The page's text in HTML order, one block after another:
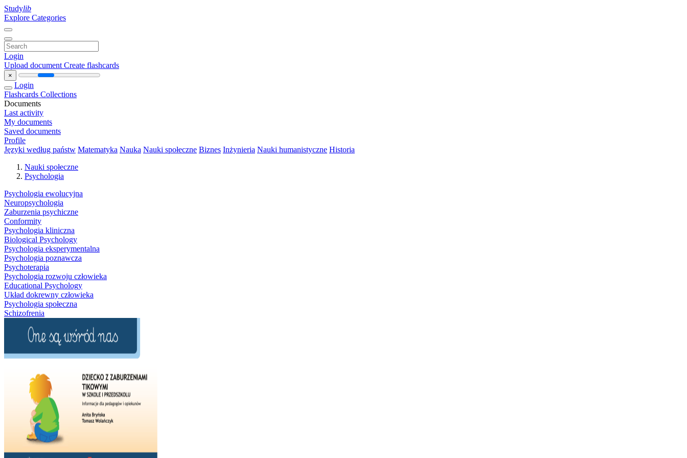
Studylib
Explore Categories
Login
Upload document Create flashcards
×
Login
Flashcards Collections
Documents
Last activity
My documents
Saved documents
Profile
Języki według państw Matematyka Nauka Nauki społeczne Biznes Inżynieria Nauki humanistyczne Historia
Nauki społeczne
Psychologia
Psychologia ewolucyjna
Neuropsychologia
Zaburzenia psychiczne
Conformity
Psychologia kliniczna
Biological Psychology
Psychologia eksperymentalna
Psychologia poznawcza
Psychoterapia
Psychologia rozwoju człowieka
Educational Psychology
Układ dokrewny człowieka
Psychologia społeczna
Schizofrenia